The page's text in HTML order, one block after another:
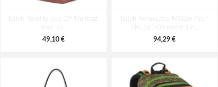
penál - tmavomodrý modrý
6,26 €
AM-580-05 modrá 22 L
Batoh Travelite Kick Off Multibag
Rosé 35 l
49,10 €
Batoh Aeronautica Militare Patch
AM-581-05 modrá 19 L
94,29 €